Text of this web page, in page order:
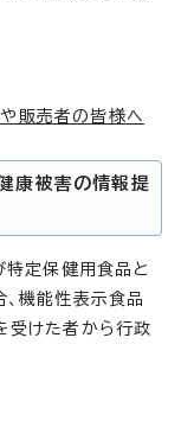
販売者の皆様へ
康被害の情報提
定保健用食品と
機能性表示食品
受けた者から行政